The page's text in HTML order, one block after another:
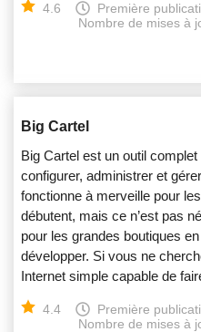
4.6 Première
Nombre de mises à
Big Cartel
Big Cartel est un outil
configurer, administrer et
fonctionne à merveille pour
débutent, mais ce n’est pas
pour les grandes boutiques
développer. Si vous ne
Internet simple capable de
4.4 Première
Nombre de mises à